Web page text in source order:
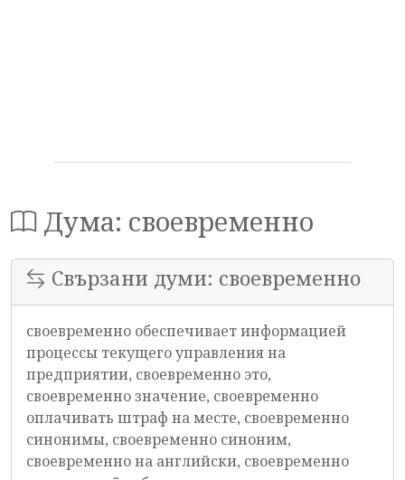
Дума: своевременно
Свързани думи: своевременно
своевременно обеспечивает информацией
процессы текущего управления на
предприятии, своевременно это,
своевременно значение, своевременно
оплачивать штраф на месте, своевременно
синонимы, своевременно синоним,
своевременно на английски, своевременно